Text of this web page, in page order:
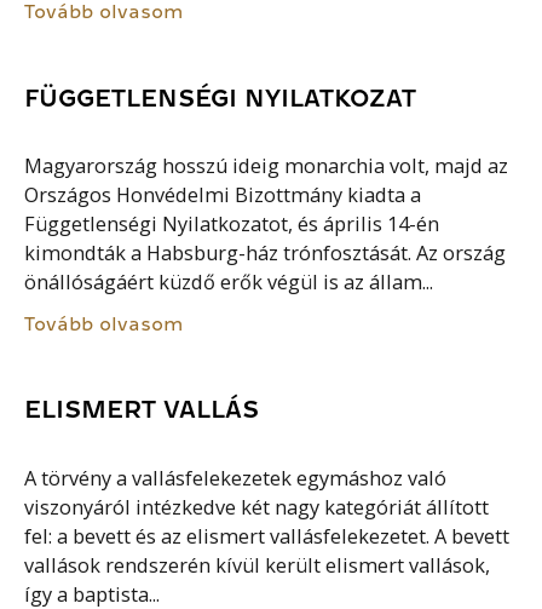
Tovább olvasom
FÜGGETLENSÉGI NYILATKOZAT
Magyarország hosszú ideig monarchia volt, majd az
Országos Honvédelmi Bizottmány kiadta a
Függetlenségi Nyilatkozatot, és április 14-én
kimondták a Habsburg-ház trónfosztását. Az ország
önállóságáért küzdő erők végül is az állam...
Tovább olvasom
ELISMERT VALLÁS
A törvény a vallásfelekezetek egymáshoz való
viszonyáról intézkedve két nagy kategóriát állított
fel: a bevett és az elismert vallásfelekezetet. A bevett
vallások rendszerén kívül került elismert vallások,
így a baptista...